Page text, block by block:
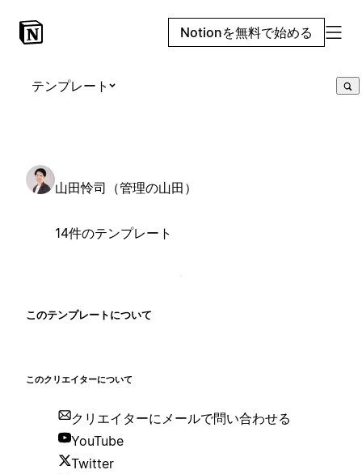
Notionを無料で始める
テンプレート
山田怜司（管理の山田）
14件のテンプレート
このテンプレートについて
このクリエイターについて
クリエイターにメールで問い合わせる
YouTube
Twitter